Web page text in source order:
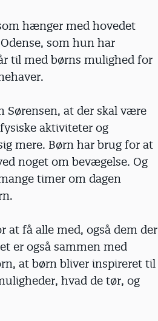
hænger med hovedet
som hun har
til med børns mulighed for
at der skal være
aktiviteter og
mere. Børn har brug for at
noget om bevægelse. Og
timer om dagen
at få alle med, også dem der
er også sammen med
at børn bliver inspireret til
hvad de tør, og